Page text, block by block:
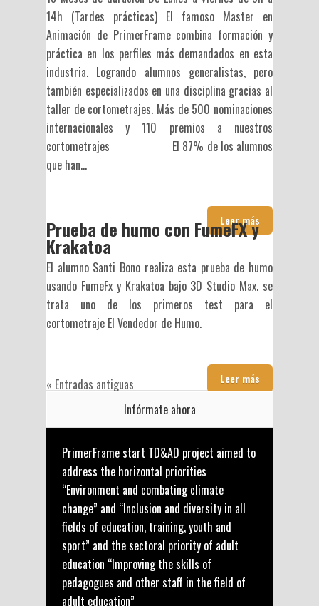
14h (Tardes prácticas) El famoso Master en
Animación de PrimerFrame combina formación y
práctica en los perfiles más demandados en esta
industria. Logrando alumnos generalistas, pero
también especializados en una disciplina gracias al
taller de cortometrajes. Más de 500 nominaciones
internacionales y 110 premios a nuestros
cortometrajes El 87% de los alumnos
que han...
Leer más
Prueba de humo con FumeFX y
Krakatoa
El alumno Santi Bono realiza esta prueba de humo
usando FumeFx y Krakatoa bajo 3D Studio Max. se
trata uno de los primeros test para el
cortometraje El Vendedor de Humo.
Leer más
« Entradas antiguas
Infórmate ahora
PrimerFrame start TD&AD project aimed to
address the horizontal priorities
“Environment and combating climate
change” and “Inclusion and diversity in all
fields of education, training, youth and
sport” and the sectoral priority of adult
education “Improving the skills of
pedagogues and other staff in the field of
adult education”